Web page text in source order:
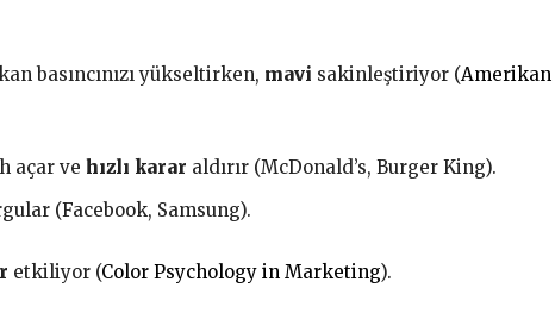
kan basıncınızı yükseltirken, mavi sakinleştiriyor (Amerikan
açar ve hızlı karar aldırır (McDonald’s, Burger King).
(Facebook, Samsung).
etkiliyor (Color Psychology in Marketing).